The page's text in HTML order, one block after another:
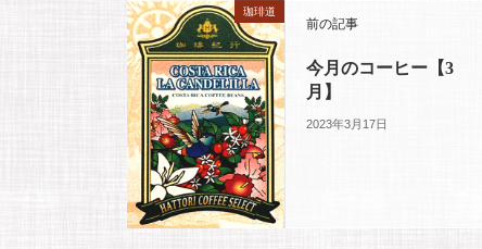
珈琲道
前の記事
今月のコーヒー【3
月】
2023年3月17日